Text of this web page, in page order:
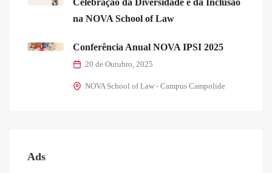
na NOVA School of Law
Conferência Anual NOVA IPSI 2025
20 de Outubro, 2025
NOVA School of Law - Campus Campolide
Ads